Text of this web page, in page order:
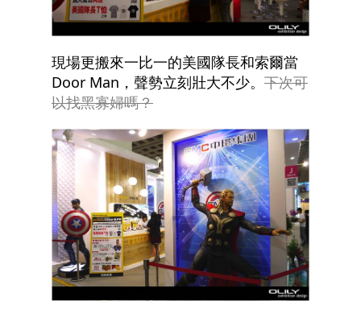
現場更搬來一比一的美國隊長和索爾當
Door Man，聲勢立刻壯大不少。 下次可
以找黑寡婦嗎？